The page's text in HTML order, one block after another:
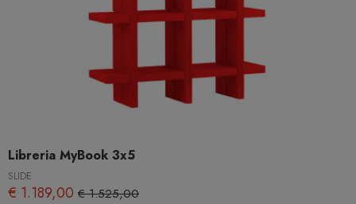
Libreria MyBook 3x5
SLIDE
€ 1.189,00 € 1.525,00